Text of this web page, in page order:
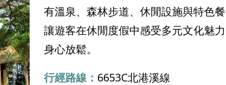
有溫泉、森林步道、休閒設施與特色
讓遊客在休閒度假中感受多元文化魅
身心放鬆。
行經路線： 6653C北港溪線